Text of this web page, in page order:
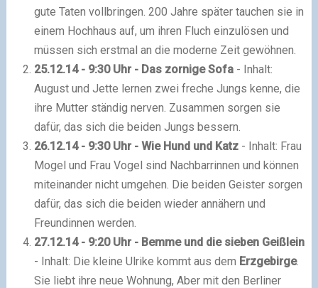
gute Taten vollbringen. 200 Jahre später tauchen sie in
einem Hochhaus auf, um ihren Fluch einzulösen und
müssen sich erstmal an die moderne Zeit gewöhnen.
25.12.14 - 9:30 Uhr - Das zornige Sofa- Inhalt:
August und Jette lernen zwei freche Jungs kenne, die
ihre Mutter ständig nerven. Zusammen sorgen sie
dafür, das sich die beiden Jungs bessern.
26.12.14 - 9:30 Uhr - Wie Hund und Katz- Inhalt: Frau
Mogel und Frau Vogel sind Nachbarrinnen und können
miteinander nicht umgehen. Die beiden Geister sorgen
dafür, das sich die beiden wieder annähern und
Freundinnen werden.
27.12.14 - 9:20 Uhr - Bemme und die sieben Geißlein
- Inhalt: Die kleine Ulrike kommt aus dem Erzgebirge.
Sie liebt ihre neue Wohnung, Aber mit den Berliner